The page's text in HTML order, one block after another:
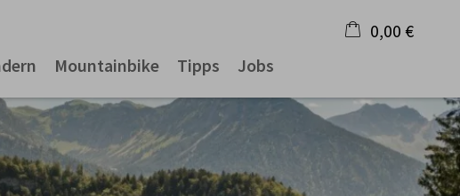
Mountainbike Tipps Jobs
0,00 €
Warenkorb ist leer